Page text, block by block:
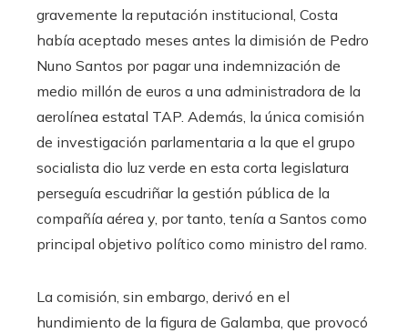
gravemente la reputación institucional, Costa
había aceptado meses antes la dimisión de Pedro
Nuno Santos por pagar una indemnización de
medio millón de euros a una administradora de la
aerolínea estatal TAP. Además, la única comisión
de investigación parlamentaria a la que el grupo
socialista dio luz verde en esta corta legislatura
perseguía escudriñar la gestión pública de la
compañía aérea y, por tanto, tenía a Santos como
principal objetivo político como ministro del ramo.
La comisión, sin embargo, derivó en el
hundimiento de la figura de Galamba, que provocó